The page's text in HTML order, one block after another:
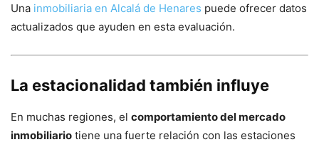
Una inmobiliaria en Alcalá de Henares puede ofrecer datos
actualizados que ayuden en esta evaluación.
La estacionalidad también influye
En muchas regiones, el comportamiento del mercado
inmobiliario tiene una fuerte relación con las estaciones